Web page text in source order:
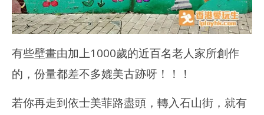
有些壁畫由加上1000歲的近百名老人家所創作
的，份量都差不多媲美古跡呀！！！
若你再走到依士美菲路盡頭，轉入石山街，就有